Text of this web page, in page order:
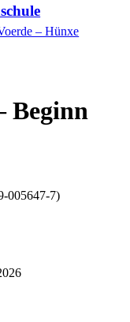
– Hünxe
Beginn
005647-7)